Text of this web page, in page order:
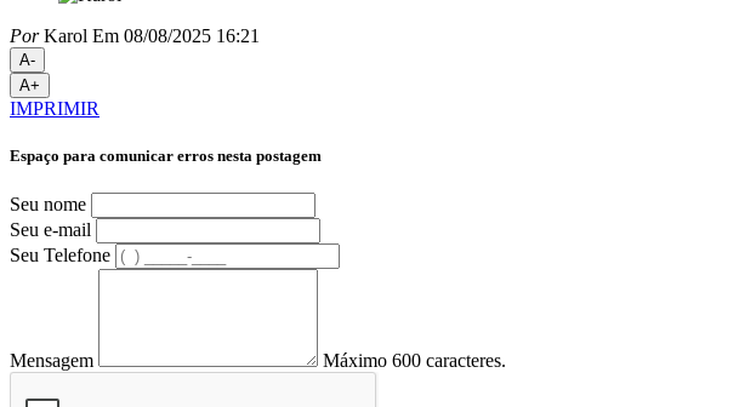
PorKarol Em 08/08/2025 16:21
A-
A+
IMPRIMIR
Espaço para comunicar erros nesta postagem
Seu nome
Seu e-mail
Seu Telefone
Mensagem Máximo 600 caracteres.